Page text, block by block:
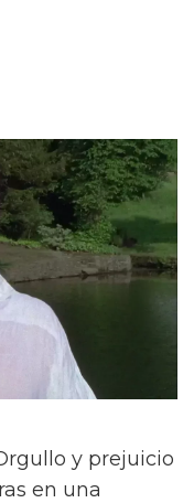
y prejuicio
en una